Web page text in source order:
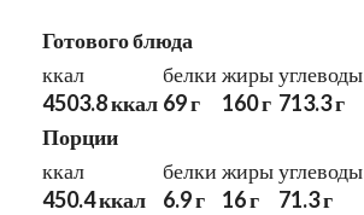
Готового блюда
ккал
4503.8 ккал
белки
69 г
жиры
160 г
углеводы
713.3 г
Порции
ккал
450.4 ккал
белки
6.9 г
жиры
16 г
углеводы
71.3 г